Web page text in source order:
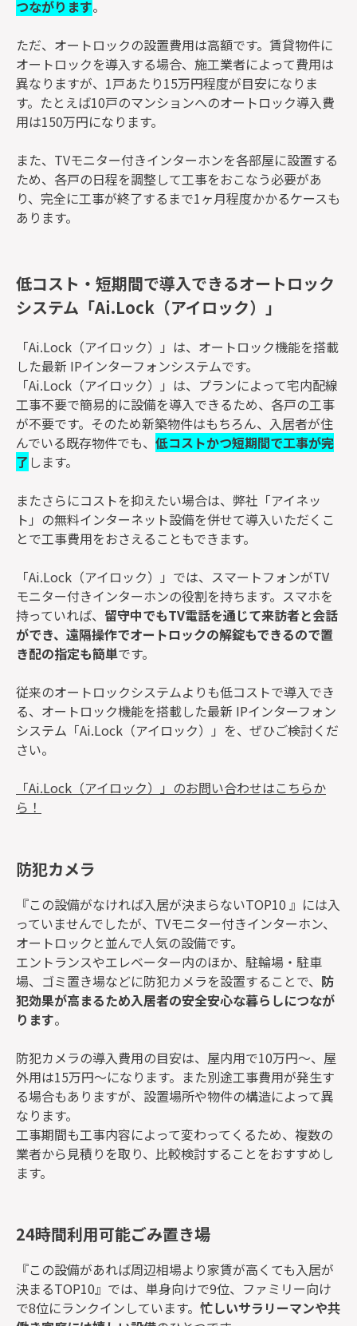
つながります。
ただ、オートロックの設置費用は高額です。賃貸物件に
オートロックを導入する場合、施工業者によって費用は
異なりますが、1戸あたり15万円程度が目安になりま
す。たとえば10戸のマンションへのオートロック導入費
用は150万円になります。
また、TVモニター付きインターホンを各部屋に設置する
ため、各戸の日程を調整して工事をおこなう必要があ
り、完全に工事が終了するまで1ヶ月程度かかるケースも
あります。
低コスト・短期間で導入できるオートロック
システム「Ai.Lock（アイロック）」
「Ai.Lock（アイロック）」は、オートロック機能を搭載
した最新 IPインターフォンシステムです。
「Ai.Lock（アイロック）」は、プランによって宅内配線
工事不要で簡易的に設備を導入できるため、各戸の工事
が不要です。そのため新築物件はもちろん、入居者が住
んでいる既存物件でも、 低コストかつ短期間で工事が完
了 します。
またさらにコストを抑えたい場合は、弊社「アイネッ
ト」の無料インターネット設備を併せて導入いただくこ
とで工事費用をおさえることもできます。
「Ai.Lock（アイロック）」では、スマートフォンがTV
モニター付きインターホンの役割を持ちます。スマホを
持っていれば、 留守中でもTV電話を通じて来訪者と会話
ができ、遠隔操作でオートロックの解錠もできるので置
き配の指定も簡単です。
従来のオートロックシステムよりも低コストで導入でき
る、オートロック機能を搭載した最新 IPインターフォン
システム「Ai.Lock（アイロック）」を、ぜひご検討くだ
さい。
「Ai.Lock（アイロック）」のお問い合わせはこちらか
ら！
防犯カメラ
『この設備がなければ入居が決まらないTOP10 』には入
っていませんでしたが、TVモニター付きインターホン、
オートロックと並んで人気の設備です。
エントランスやエレベーター内のほか、駐輪場・駐車
場、ゴミ置き場などに防犯カメラを設置することで、 防
犯効果が高まるため入居者の安全安心な暮らしにつなが
ります。
防犯カメラの導入費用の目安は、屋内用で10万円～、屋
外用は15万円～になります。また別途工事費用が発生す
る場合もありますが、設置場所や物件の構造によって異
なります。
工事期間も工事内容によって変わってくるため、複数の
業者から見積りを取り、比較検討することをおすすめし
ます。
24時間利用可能ごみ置き場
『この設備があれば周辺相場より家賃が高くても入居が
決まるTOP10』では、単身向けで9位、ファミリー向け
で8位にランクインしています。 忙しいサラリーマンや共